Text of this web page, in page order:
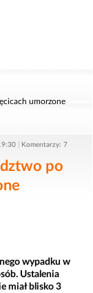
umorzone
Komentarzy: 7
po
wypadku w
Ustalenia
miał blisko 3